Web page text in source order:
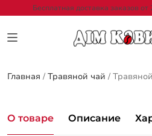
Бесплатная доставка заказов от
Главная / Травяной чай /
О товаре Описание